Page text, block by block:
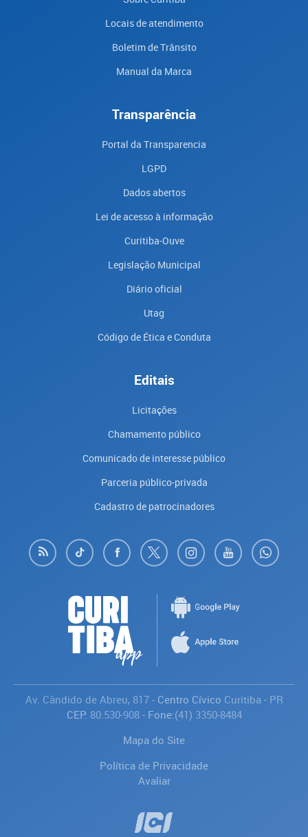
Locais de atendimento
Boletim de Trânsito
Manual da Marca
Transparência
Portal da Transparencia
LGPD
Dados abertos
Lei de acesso à informação
Curitiba-Ouve
Legislação Municipal
Diário oficial
Utag
Código de Ética e Conduta
Editais
Licitações
Chamamento público
Comunicado de interesse público
Parceria público-privada
Cadastro de patrocinadores
Av. Cândido de Abreu, 817- Centro Cívico Curitiba - PR
CEP: 80.530-908- Fone:(41) 3350-8484
Mapa do Site
Política de Privacidade
Avaliar